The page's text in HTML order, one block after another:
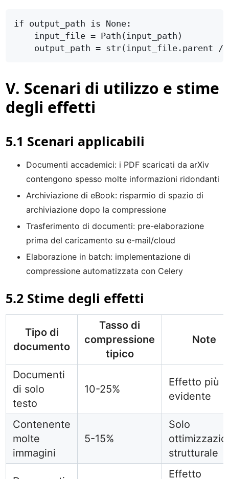
V. Scenari di utilizzo e stime
degli effetti
5.1 Scenari applicabili
Documenti accademici: i PDF scaricati da arXiv
contengono spesso molte informazioni ridondanti
Archiviazione di eBook: risparmio di spazio di
archiviazione dopo la compressione
Trasferimento di documenti: pre-elaborazione
prima del caricamento su e-mail/cloud
Elaborazione in batch: implementazione di
compressione automatizzata con Celery
5.2 Stime degli effetti
Tipo di
documento
Tasso di
compressione
tipico
Note
Documenti
di solo
testo
10-25%
Effetto più
evidente
Contenente
molte
immagini
5-15%
Solo
strutturale
Effetto